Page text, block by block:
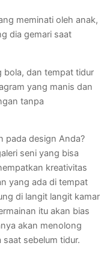
meminati oleh anak,
dia gemari saat
bola, dan tempat tidur
yang manis dan
tanpa
pada design Anda?
seni yang bisa
kreativitas
yang ada di tempat
di langit langit kamar
itu akan bias
akan menolong
sebelum tidur.